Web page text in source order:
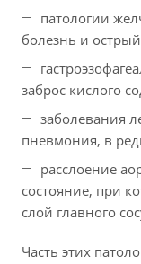
патологии
болезнь и
заброс кислого
заболевания
пневмония, в
расслоение
состояние, при
слой главного
Часть этих